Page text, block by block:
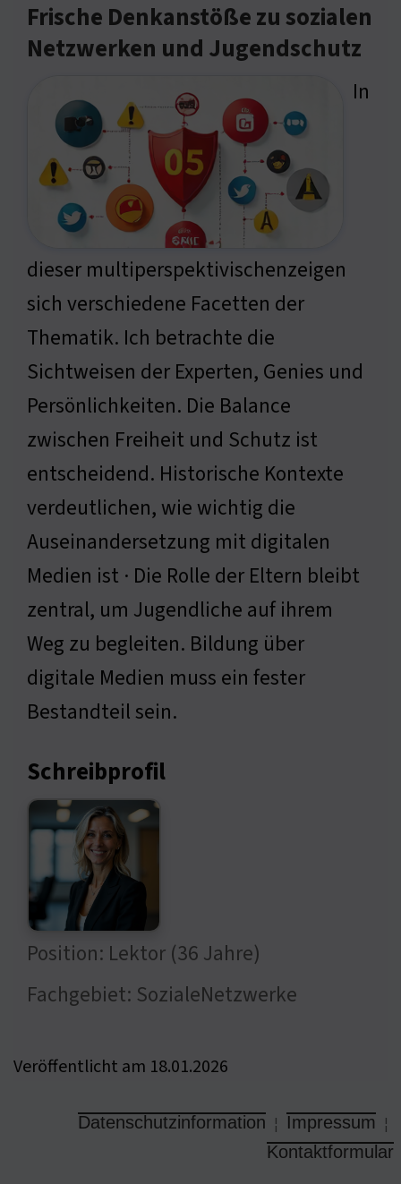
Frische Denkanstöße zu sozialen
Netzwerken und Jugendschutz
In
dieser multiperspektivischenzeigen
sich verschiedene Facetten der
Thematik. Ich betrachte die
Sichtweisen der Experten, Genies und
Persönlichkeiten. Die Balance
zwischen Freiheit und Schutz ist
entscheidend. Historische Kontexte
verdeutlichen, wie wichtig die
Auseinandersetzung mit digitalen
Medien ist · Die Rolle der Eltern bleibt
zentral, um Jugendliche auf ihrem
Weg zu begleiten. Bildung über
digitale Medien muss ein fester
Bestandteil sein.
Schreibprofil
Position: Lektor (36 Jahre)
Fachgebiet: SozialeNetzwerke
Veröffentlicht am 18.01.2026
Datenschutzinformation ¦ Impressum ¦
Kontaktformular